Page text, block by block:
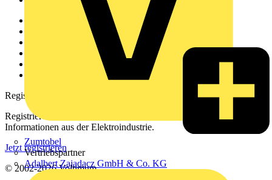
Zumtobel
Vertriebspartner
Adalbert Zajadacz GmbH & Co. KG
Downloadbereich (PDFs)
Häufig gestellte Fragen
Registrierung
Registrieren Sie sich kostenlos und erhalten Sie stets aktuelle
Informationen aus der Elektroindustrie.
Jetzt registrieren
© 2002-2026Voltimum